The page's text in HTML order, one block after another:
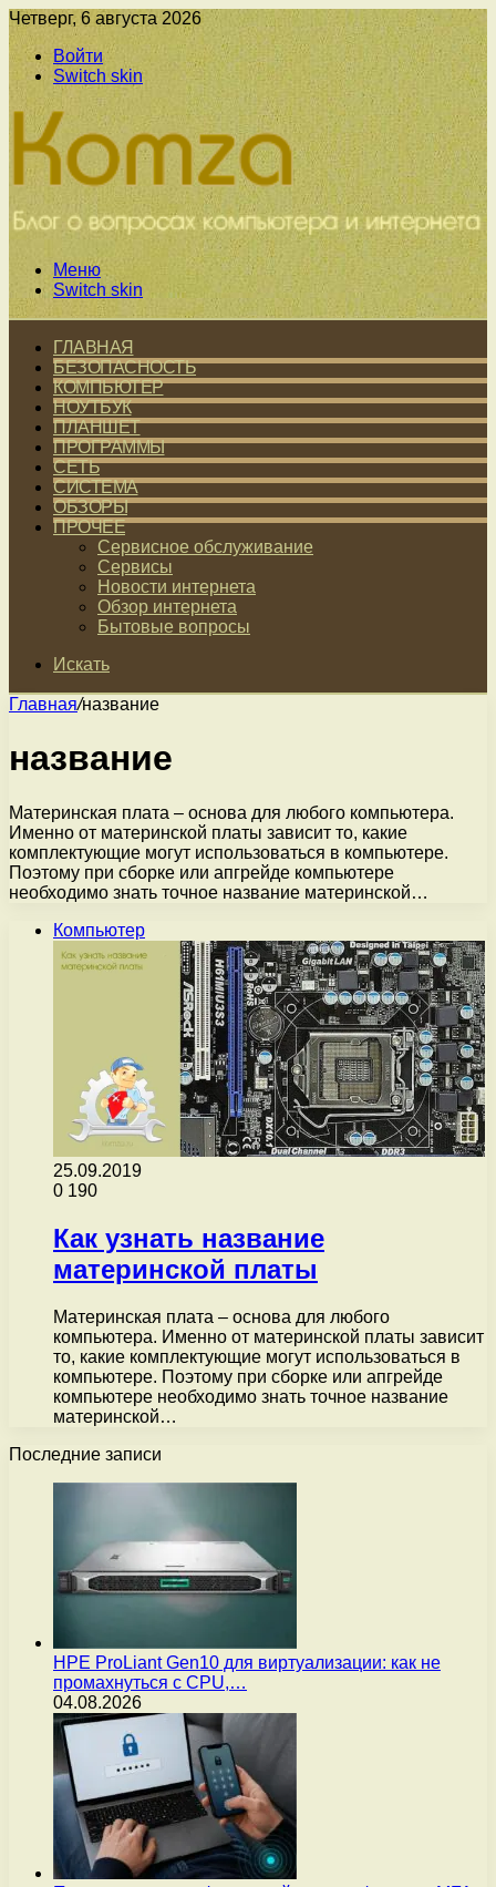
Четверг, 6 августа 2026
Войти
Switch skin
Меню
Switch skin
ГЛАВНАЯ
БЕЗОПАСНОСТЬ
КОМПЬЮТЕР
НОУТБУК
ПЛАНШЕТ
ПРОГРАММЫ
СЕТЬ
СИСТЕМА
ОБЗОРЫ
ПРОЧЕЕ
Сервисное обслуживание
Сервисы
Новости интернета
Обзор интернета
Бытовые вопросы
Искать
Главная/название
название
Материнская плата – основа для любого компьютера.
Именно от материнской платы зависит то, какие
комплектующие могут использоваться в компьютере.
Поэтому при сборке или апгрейде компьютере
необходимо знать точное название материнской…
Компьютер
25.09.2019
0 190
Как узнать название
материнской платы
Материнская плата – основа для любого
компьютера. Именно от материнской платы зависит
то, какие комплектующие могут использоваться в
компьютере. Поэтому при сборке или апгрейде
компьютере необходимо знать точное название
материнской…
Последние записи
HPE ProLiant Gen10 для виртуализации: как не
промахнуться с CPU,…
04.08.2026